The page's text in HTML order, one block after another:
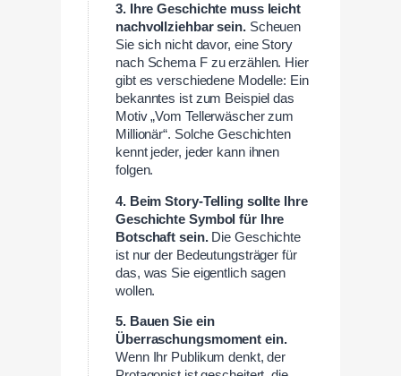
3. Ihre Geschichte muss leicht
nachvollziehbar sein.Scheuen
Sie sich nicht davor, eine Story
nach Schema F zu erzählen. Hier
gibt es verschiedene Modelle: Ein
bekanntes ist zum Beispiel das
Motiv „Vom Tellerwäscher zum
Millionär“. Solche Geschichten
kennt jeder, jeder kann ihnen
folgen.
4. Beim Story-Telling sollte Ihre
Geschichte Symbol für Ihre
Botschaft sein.Die Geschichte
ist nur der Bedeutungsträger für
das, was Sie eigentlich sagen
wollen.
5. Bauen Sie ein
Überraschungsmoment ein.
Wenn Ihr Publikum denkt, der